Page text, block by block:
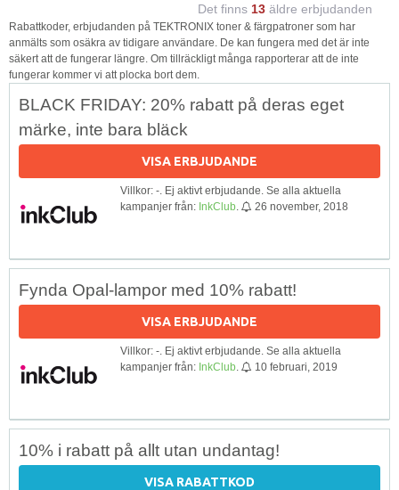
Det finns 13 äldre erbjudanden
Rabattkoder, erbjudanden på TEKTRONIX toner & färgpatroner som har
anmälts som osäkra av tidigare användare. De kan fungera med det är inte
säkert att de fungerar längre. Om tillräckligt många rapporterar att de inte
fungerar kommer vi att plocka bort dem.
BLACK FRIDAY: 20% rabatt på deras eget
märke, inte bara bläck
VISA ERBJUDANDE
Villkor: -. Ej aktivt erbjudande. Se alla aktuella
kampanjer från: InkClub 26 november, 2018
Fynda Opal-lampor med 10% rabatt!
VISA ERBJUDANDE
Villkor: -. Ej aktivt erbjudande. Se alla aktuella
kampanjer från: InkClub 10 februari, 2019
10% i rabatt på allt utan undantag!
VISA RABATTKOD